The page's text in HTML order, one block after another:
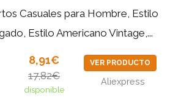
Casuales para Hombre, Estilo
Estilo Americano Vintage,...
8,91€
17,82€
disponible
VER PRODUCTO
Aliexpress